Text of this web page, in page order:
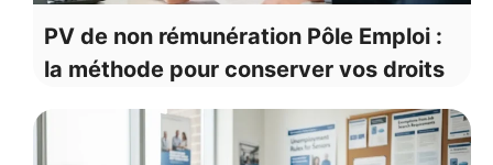
PV de non rémunération Pôle Emploi :
la méthode pour conserver vos droits